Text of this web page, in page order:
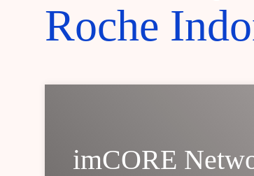
Roche
imCORE